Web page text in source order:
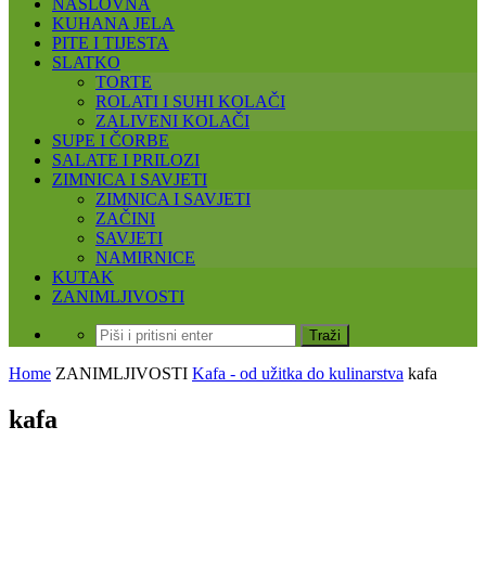
NASLOVNA
KUHANA JELA
PITE I TIJESTA
SLATKO
TORTE
ROLATI I SUHI KOLAČI
ZALIVENI KOLAČI
SUPE I ČORBE
SALATE I PRILOZI
ZIMNICA I SAVJETI
ZIMNICA I SAVJETI
ZAČINI
SAVJETI
NAMIRNICE
KUTAK
ZANIMLJIVOSTI
Home ZANIMLJIVOSTI Kafa - od užitka do kulinarstva kafa
kafa